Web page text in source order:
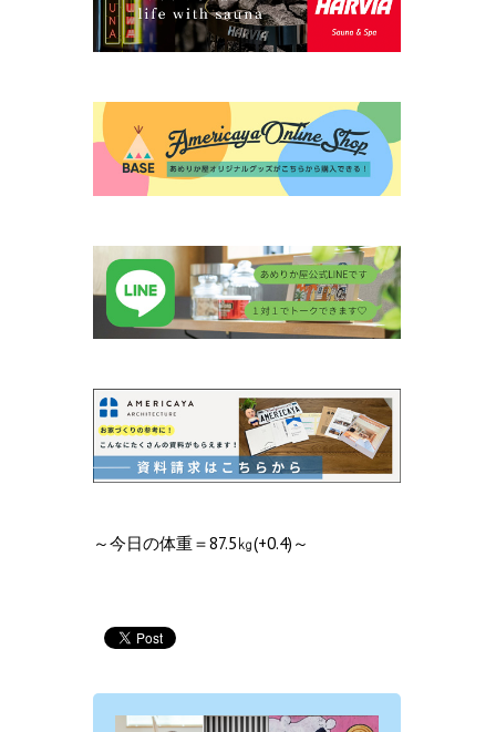
～今日の体重＝87.5㎏(+0.4)～